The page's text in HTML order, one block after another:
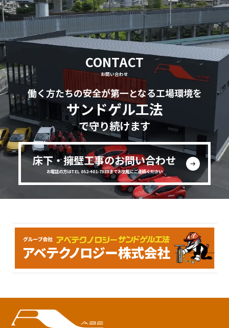
CONTACT
お問い合わせ
働く方たちの安全が第一となる工場環境を
サンドゲル工法
で守り続けます
床下・擁壁工事のお問い合わせ
お電話の方はTEL 052-401-7333までお気軽にご連絡ください